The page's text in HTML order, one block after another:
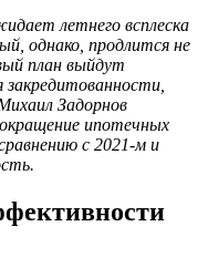
летнего всплеска
однако, продлится не
план выйдут
закредитованности,
Задорнов
ипотечных
с 2021-м и